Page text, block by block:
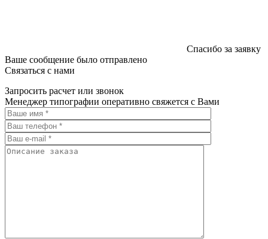
Спасибо за заявку
Ваше сообщение было отправлено
Связаться с нами
Запросить расчет или звонок
Менеджер типографии оперативно свяжется с Вами